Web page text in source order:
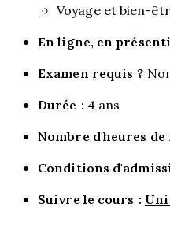
Voyage et bien-
En ligne, en
Examen requis ?
Durée : 4 ans
Nombre d'heures
Conditions
Suivre le cours :